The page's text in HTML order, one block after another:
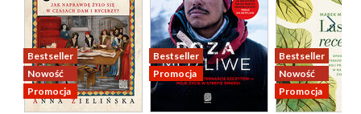
Bestseller
Nowość
Promocja
Bestseller
Promocja
Bestseller
Nowość
Promocja